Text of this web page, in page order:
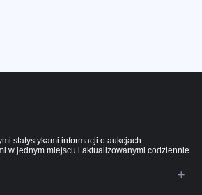
statystykami informacji o aukcjach
w jednym miejscu i aktualizowanymi codziennie